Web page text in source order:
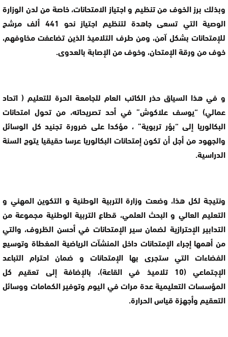
وبذلك برز الخوف من تنظيم و اجتياز الامتحانات، خاصة من لدن الوزارة
الوصية التي تسعى جاهدة لتنظيم اجتياز نحو 441 ألف مرشح
للإمتحانات بشكل آمن، ومن طرف التلاميذ الذين تضاعفت مخاوفهم،
خوف من ورقة الإمتحان، وخوف من الإصابة بالعدوى.
و في هذا السياق حذر الكاتب العام للجامعة الحرة للتعليم ( اتحاد
عمالي) “يوسف علاكوش” في أحد تصريحاته، من تحول امتحانات
البكالوريا إلى “بؤر تربوية” ، مؤكدا على ضرورة تجنيد كل الوسائل
والجهود من أجل أن تكون إمتحانات البكالوريا عرسا حقيقيا يتوج السنة
الدراسية.
ونتيجة لكل هذا، وضعت وزارة التربية الوطنية و التكوين المهني و
التعليم العالي و البحث العلمي، قطاع التربية الوطنية مجموعة من
التدابير الإحترازية لضمان سير الإمتحانات في أحسن الظروف، والتي
من أهمها إجراء الإمتحانات داخل المنشآت الرياضية المغطاة وتوسيع
الفضاءات التي ستجرى بها الإمتحانات و ضمان احترام التباعد
الإجتماعي (10 تلاميذ في القاعة)، بالإضافة إلى تعقيم كل
المؤسسات التعليمية عدة مرات في اليوم وتوفير الكمامات ووسائل
التعقيم وأجهزة قياس الحرارة.